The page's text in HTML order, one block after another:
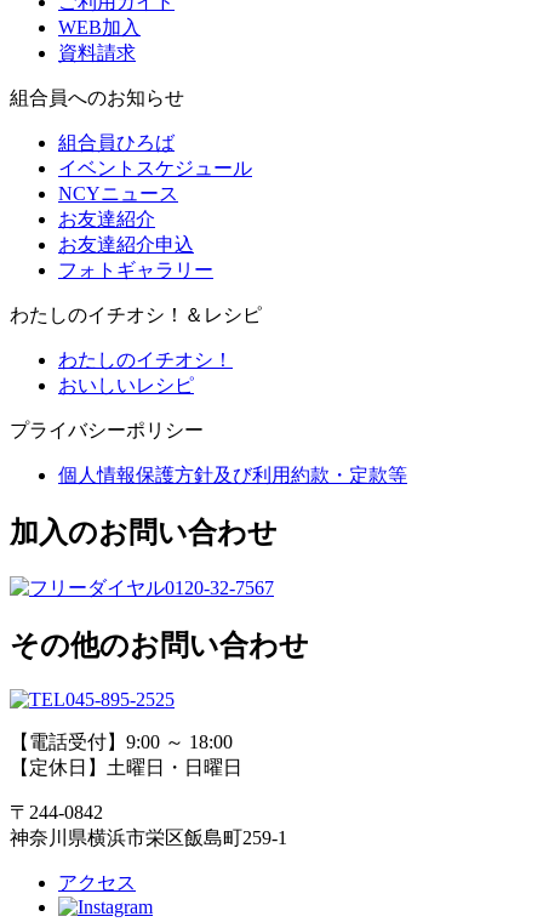
WEB加入
資料請求
組合員へのお知らせ
組合員ひろば
イベントスケジュール
NCYニュース
お友達紹介
お友達紹介申込
フォトギャラリー
わたしのイチオシ！＆レシピ
わたしのイチオシ！
おいしいレシピ
プライバシーポリシー
個人情報保護方針及び利用約款・定款等
加入のお問い合わせ
0120-32-7567
その他のお問い合わせ
045-895-2525
【電話受付】9:00 ～ 18:00
【定休日】土曜日・日曜日
〒244-0842
神奈川県横浜市栄区飯島町259-1
アクセス